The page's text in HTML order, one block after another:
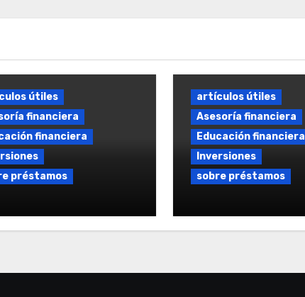
útiles
financiera
financiera
préstamos
y condiciones en
artículos útiles
Asesoría financiera
Educación financiera
Inversiones
sobre préstamos
Online: Comparar